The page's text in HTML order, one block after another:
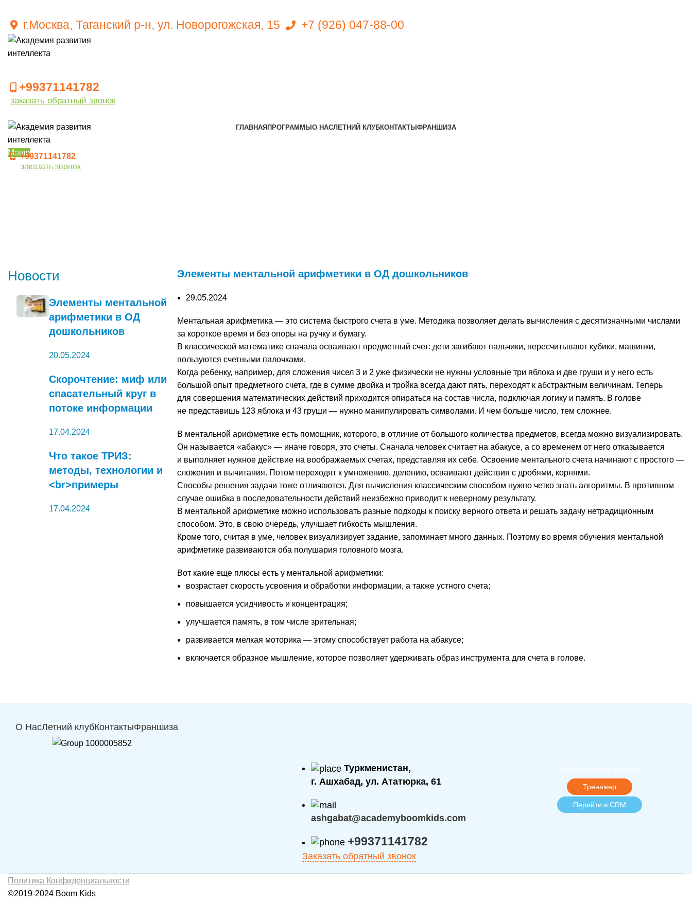
г.Москва, Таганский р-н, ул. Новорогожская, 15 +7 (926) 047-88-00
+99371141782
заказать обратный звонок
Меню
ГЛАВНАЯ ПРОГРАММЫ О НАСЛЕТНИЙ КЛУБКОНТАКТЫ ФРАНШИЗА
+99371141782
заказать звонок
Элементы ментальной арифметики в ОД дошкольников
29.05.2024
Ментальная арифметика — это система быстрого счета в уме. Методика позволяет делать вычисления с десятизначными числами
за короткое время и без опоры на ручку и бумагу.
В классической математике сначала осваивают предметный счет: дети загибают пальчики, пересчитывают кубики, машинки,
пользуются счетными палочками.
Когда ребенку, например, для сложения чисел 3 и 2 уже физически не нужны условные три яблока и две груши и у него есть
большой опыт предметного счета, где в сумме двойка и тройка всегда дают пять, переходят к абстрактным величинам. Теперь
для совершения математических действий приходится опираться на состав числа, подключая логику и память. В голове
не представишь 123 яблока и 43 груши — нужно манипулировать символами. И чем больше число, тем сложнее.
В ментальной арифметике есть помощник, которого, в отличие от большого количества предметов, всегда можно визуализировать.
Он называется «абакус» — иначе говоря, это счеты. Сначала человек считает на абакусе, а со временем от него отказывается
и выполняет нужное действие на воображаемых счетах, представляя их себе. Освоение ментального счета начинают с простого —
сложения и вычитания. Потом переходят к умножению, делению, осваивают действия с дробями, корнями.
Способы решения задачи тоже отличаются. Для вычисления классическим способом нужно четко знать алгоритмы. В противном
случае ошибка в последовательности действий неизбежно приводит к неверному результату.
В ментальной арифметике можно использовать разные подходы к поиску верного ответа и решать задачу нетрадиционным
способом. Это, в свою очередь, улучшает гибкость мышления.
Кроме того, считая в уме, человек визуализирует задание, запоминает много данных. Поэтому во время обучения ментальной
арифметике развиваются оба полушария головного мозга.
Вот какие еще плюсы есть у ментальной арифметики:
возрастает скорость усвоения и обработки информации, а также устного счета;
повышается усидчивость и концентрация;
улучшается память, в том числе зрительная;
развивается мелкая моторика — этому способствует работа на абакусе;
включается образное мышление, которое позволяет удерживать образ инструмента для счета в голове.
Новости
Элементы ментальной
арифметики в ОД
дошкольников
20.05.2024
Скорочтение: миф или
спасательный круг в
потоке информации
17.04.2024
Что такое ТРИЗ:
методы, технологии и
<br>примеры
17.04.2024
О НасЛетний клубКонтактыФраншиза
Туркменистан,
г. Ашхабад, ул. Ататюрка, 61
ashgabat@academyboomkids.com
+99371141782
Заказать обратный звонок
Тренажер
Перейти в CRM
Политика Конфиденциальности
©2019-2024 Boom Kids